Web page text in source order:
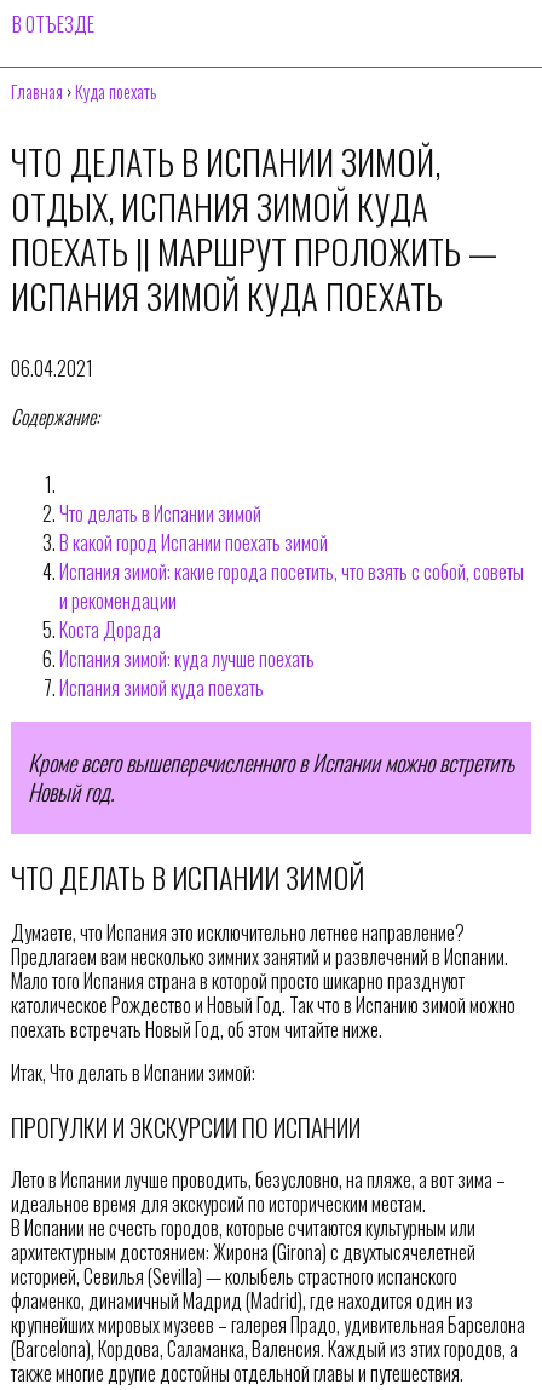
В ОТЪЕЗДЕ
Главная ›Куда поехать
ЧТО ДЕЛАТЬ В ИСПАНИИ ЗИМОЙ,
ОТДЫХ, ИСПАНИЯ ЗИМОЙ КУДА
ПОЕХАТЬ || МАРШРУТ ПРОЛОЖИТЬ —
ИСПАНИЯ ЗИМОЙ КУДА ПОЕХАТЬ
06.04.2021
Содержание:
Что делать в Испании зимой
В какой город Испании поехать зимой
Испания зимой: какие города посетить, что взять с собой, советы
и рекомендации
Коста Дорада
Испания зимой: куда лучше поехать
Испания зимой куда поехать
Кроме всего вышеперечисленного в Испании можно встретить
Новый год.
ЧТО ДЕЛАТЬ В ИСПАНИИ ЗИМОЙ
Думаете, что Испания это исключительно летнее направление?
Предлагаем вам несколько зимних занятий и развлечений в Испании.
Мало того Испания страна в которой просто шикарно празднуют
католическое Рождество и Новый Год. Так что в Испанию зимой можно
поехать встречать Новый Год, об этом читайте ниже.
Итак, Что делать в Испании зимой:
ПРОГУЛКИ И ЭКСКУРСИИ ПО ИСПАНИИ
Лето в Испании лучше проводить, безусловно, на пляже, а вот зима –
идеальное время для экскурсий по историческим местам.
В Испании не счесть городов, которые считаются культурным или
архитектурным достоянием: Жирона (Girona) с двухтысячелетней
историей, Севилья (Sevilla) — колыбель страстного испанского
фламенко, динамичный Мадрид (Madrid), где находится один из
крупнейших мировых музеев – галерея Прадо, удивительная Барселона
(Barcelona), Кордова, Саламанка, Валенсия. Каждый из этих городов, а
также многие другие достойны отдельной главы и путешествия.